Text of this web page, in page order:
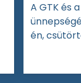
A GTK és
én,